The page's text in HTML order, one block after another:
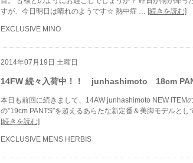
すが、今日明日は晴れのようです☆ 熱中症 … [続きを読む]
EXCLUSIVE MINO
2014年07月19日 土曜日
14FW 続々入荷中！！ junhashimoto 18cm
本日も前回に続きまして、14AW junhashimoto NEW ITEM
の”19cm PANTS”を超えるあらたな新定番＆美脚モデルと
[続きを読む]
EXCLUSIVE MENS HERBIS